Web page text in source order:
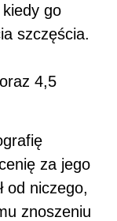
go
szczęścia.
4,5
za jego
od niczego,
znoszeniu